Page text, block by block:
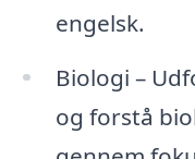
engelsk.
Biologi –
og forstå